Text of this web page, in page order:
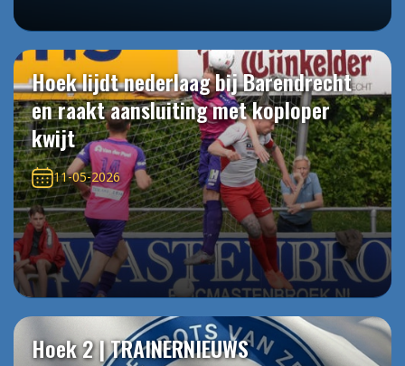
Hoek lijdt nederlaag bij Barendrecht
en raakt aansluiting met koploper
kwijt
11-05-2026
Hoek 2 | TRAINERNIEUWS